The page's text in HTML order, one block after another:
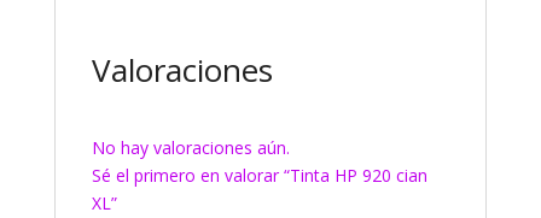
Valoraciones
No hay valoraciones aún.
Sé el primero en valorar “Tinta HP 920 cian
XL”